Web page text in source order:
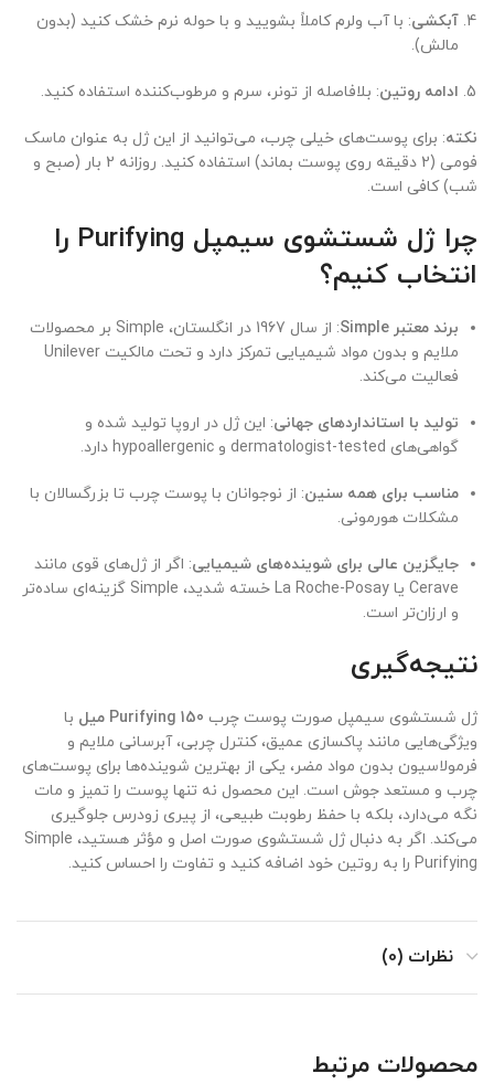
آبکشی: با آب ولرم کاملاً بشویید و با حوله نرم خشک کنید (بدون
مالش).
ادامه روتین: بلافاصله از تونر، سرم و مرطوب‌کننده استفاده کنید.
نکته: برای پوست‌های خیلی چرب، می‌توانید از این ژل به عنوان ماسک
فومی (2 دقیقه روی پوست بماند) استفاده کنید. روزانه 2 بار (صبح و
شب) کافی است.
چرا ژل شستشوی سیمپل Purifying را
انتخاب کنیم؟
برند معتبر Simple
: از سال 1967 در انگلستان، Simple بر محصولات
ملایم و بدون مواد شیمیایی تمرکز دارد و تحت مالکیت Unilever
فعالیت می‌کند.
تولید با استانداردهای جهانی: این ژل در اروپا تولید شده و
گواهی‌های dermatologist-tested و hypoallergenic دارد.
مناسب برای همه سنین: از نوجوانان با پوست چرب تا بزرگسالان با
مشکلات هورمونی.
جایگزین عالی برای شوینده‌های شیمیایی: اگر از ژل‌های قوی مانند
Cerave یا La Roche-Posay خسته شدید، Simple گزینه‌ای ساده‌تر
و ارزان‌تر است.
نتیجه‌گیری
ژل شستشوی سیمپل صورت پوست چرب Purifying 150 میل
با
ویژگی‌هایی مانند پاکسازی عمیق، کنترل چربی، آبرسانی ملایم و
فرمولاسیون بدون مواد مضر، یکی از بهترین شوینده‌ها برای پوست‌های
چرب و مستعد جوش است. این محصول نه تنها پوست را تمیز و مات
نگه می‌دارد، بلکه با حفظ رطوبت طبیعی، از پیری زودرس جلوگیری
می‌کند. اگر به دنبال ژل شستشوی صورت اصل و مؤثر هستید، Simple
Purifying را به روتین خود اضافه کنید و تفاوت را احساس کنید.
نظرات (0)
محصولات مرتبط